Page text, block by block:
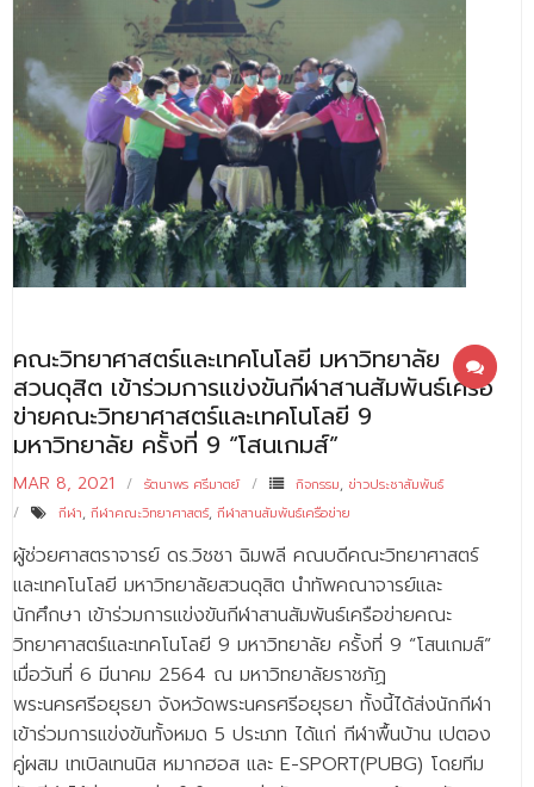
- ประวัติความเป็นมาของคณะ
- บุคลากร
- - สำนักงานคณะวิทยาศาสตร์และเทคโนโลยี
- - บุคลากรวิชาการ
- - บุคลากรสนับสนุน
หลักสูตร
- - วิทยาการคอมพิวเตอร์
- - วิทยาศาสตร์เครื่องสำอาง
- - อาชีวอนามัยและความปลอดภัย
- - อนามัยสิ่งแวดล้อมและสาธารณภัย
- - ความมั่นคงปลอดภัยไซเบอร์
- - อุตสาหกรรมชีวภาพเพื่อธุรกิจ
- ศึกษาศาสตรบัณฑิต
- - วิทยาศาสตร์ทั่วไป
- เทคโนโลยีบัณฑิต
คณะวิทยาศาสตร์และเทคโนโลยี มหาวิทยาลัย
สวนดุสิต เข้าร่วมการแข่งขันกีฬาสานสัมพันธ์เครือ
ข่ายคณะวิทยาศาสตร์และเทคโนโลยี 9
มหาวิทยาลัย ครั้งที่ 9 “โสนเกมส์”
MAR 8, 2021 รัตนาพร ศรีมาตย์ กิจกรรม, ข่าวประชาสัมพันธ์
กีฬา, กีฬาคณะวิทยาศาสตร์, กีฬาสานสัมพันธ์เครือข่าย
ผู้ช่วยศาสตราจารย์ ดร.วิชชา ฉิมพลี คณบดีคณะวิทยาศาสตร์
และเทคโนโลยี มหาวิทยาลัยสวนดุสิต นำทัพคณาจารย์และ
นักศึกษา เข้าร่วมการแข่งขันกีฬาสานสัมพันธ์เครือข่ายคณะ
วิทยาศาสตร์และเทคโนโลยี 9 มหาวิทยาลัย ครั้งที่ 9 “โสนเกมส์”
เมื่อวันที่ 6 มีนาคม 2564 ณ มหาวิทยาลัยราชภัฏ
พระนครศรีอยุธยา จังหวัดพระนครศรีอยุธยา ทั้งนี้ได้ส่งนักกีฬา
เข้าร่วมการแข่งขันทั้งหมด 5 ประเภท ได้แก่ กีฬาพื้นบ้าน เปตอง
คู่ผสม เทเบิลเทนนิส หมากฮอส และ E-SPORT(PUBG) โดยทีม